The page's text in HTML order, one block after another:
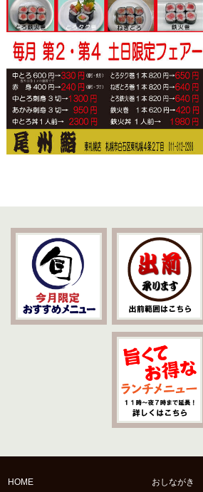
HOME おしながき